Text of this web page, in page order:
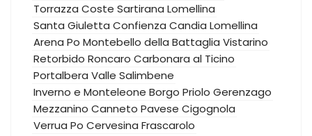
Torrazza Coste Sartirana Lomellina
Santa Giuletta Confienza Candia Lomellina
Arena Po Montebello della Battaglia Vistarino
Retorbido Roncaro Carbonara al Ticino
Portalbera Valle Salimbene
Inverno e Monteleone Borgo Priolo Gerenzago
Mezzanino Canneto Pavese Cigognola
Verrua Po Cervesina Frascarolo